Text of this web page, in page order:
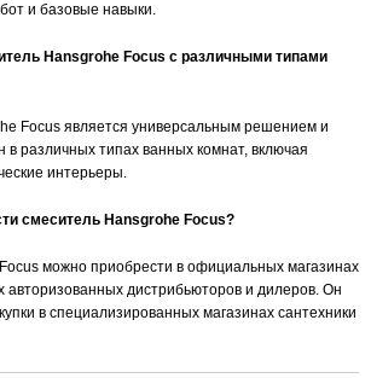
и базовые навыки.
Hansgrohe Focus с различными типами
Focus является универсальным решением и
в различных типах ванных комнат, включая
интерьеры.
смеситель Hansgrohe Focus?
можно приобрести в официальных магазинах
авторизованных дистрибьюторов и дилеров. Он
в специализированных магазинах сантехники